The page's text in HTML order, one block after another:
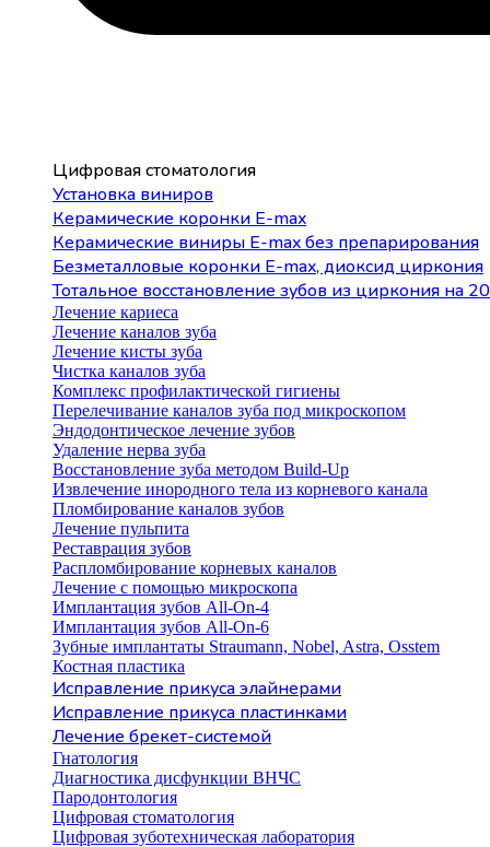
Цифровая стоматология
Установка виниров
Керамические коронки E-max
Керамические виниры E-max без препарирования
Безметалловые коронки Е-max, диоксид циркония
Тотальное восстановление зубов из циркония на
Лечение кариеса
Лечение каналов зуба
Лечение кисты зуба
Чистка каналов зуба
Комплекс профилактической гигиены
Перелечивание каналов зуба под микроскопом
Эндодонтическое лечение зубов
Удаление нерва зуба
Восстановление зуба методом Build-Up
Извлечение инородного тела из корневого канала
Пломбирование каналов зубов
Лечение пульпита
Реставрация зубов
Распломбирование корневых каналов
Лечение с помощью микроскопа
Имплантация зубов All-On-4
Имплантация зубов All-On-6
Зубные имплантаты Straumann, Nobel, Astra, Osstem
Костная пластика
Исправление прикуса элайнерами
Исправление прикуса пластинками
Лечение брекет-системой
Гнатология
Диагностика дисфункции ВНЧС
Пародонтология
Цифровая стоматология
Цифровая зуботехническая лаборатория